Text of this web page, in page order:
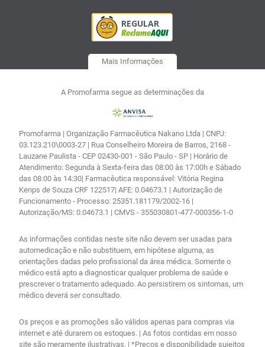
Mais Informações
A Promofarma segue as determinações da
Promofarma | Organização Farmacêutica Nakano Ltda | CNPJ:
03.123.210\0003-27 | Rua Conselheiro Moreira de Barros, 2168 -
Lauzane Paulista - CEP 02430-001 - São Paulo - SP | Horário de
Atendimento: Segunda à Sexta-feira das 08:00 às 17:00h e Sábado
das 08:00 às 14:30| Farmacêutica responsável: Vitória Regina
Kenps de Souza CRF 122517| AFE: 0.04673.1 | Autorização de
Funcionamento - Processo: 25351.181179/2002-16 |
Autorização/MS: 0.04673.1 | CMVS - 355030801-477-000356-1-0
As informações contidas neste site não devem ser usadas para
automedicação e não substituem, em hipótese alguma, as
orientações dadas pelo profissional da área médica. Somente o
médico está apto a diagnosticar qualquer problema de saúde e
prescrever o tratamento adequado. Ao persistirem os sintomas, um
médico deverá ser consultado.
Os preços e as promoções são válidos apenas para compras via
internet e até durarem os estoques. | As fotos contidas em nosso
site são meramente ilustrativas. | *Preços e disponibilidade sujeitos